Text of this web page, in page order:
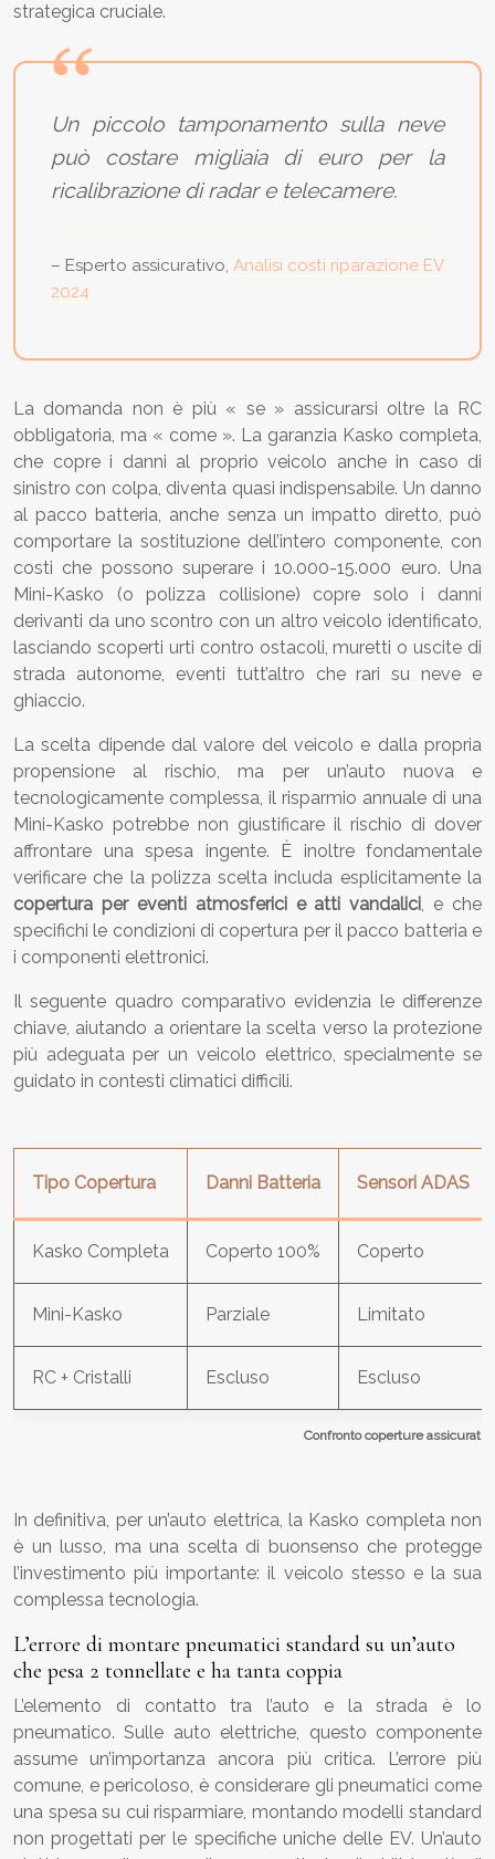
strategica cruciale.
Un piccolo tamponamento sulla neve
può costare migliaia di euro per la
ricalibrazione di radar e telecamere.
– Esperto assicurativo, Analisi costi riparazione EV
2024
La domanda non è più « se » assicurarsi oltre la RC
obbligatoria, ma « come ». La garanzia Kasko completa,
che copre i danni al proprio veicolo anche in caso di
sinistro con colpa, diventa quasi indispensabile. Un danno
al pacco batteria, anche senza un impatto diretto, può
comportare la sostituzione dell’intero componente, con
costi che possono superare i 10.000-15.000 euro. Una
Mini-Kasko (o polizza collisione) copre solo i danni
derivanti da uno scontro con un altro veicolo identificato,
lasciando scoperti urti contro ostacoli, muretti o uscite di
strada autonome, eventi tutt’altro che rari su neve e
ghiaccio.
La scelta dipende dal valore del veicolo e dalla propria
propensione al rischio, ma per un’auto nuova e
tecnologicamente complessa, il risparmio annuale di una
Mini-Kasko potrebbe non giustificare il rischio di dover
affrontare una spesa ingente. È inoltre fondamentale
verificare che la polizza scelta includa esplicitamente la
copertura per eventi atmosferici e atti vandalici, e che
specifichi le condizioni di copertura per il pacco batteria e
i componenti elettronici.
Il seguente quadro comparativo evidenzia le differenze
chiave, aiutando a orientare la scelta verso la protezione
più adeguata per un veicolo elettrico, specialmente se
guidato in contesti climatici difficili.
Confronto coperture
Tipo Copertura Danni Batteria Sensori ADAS
Kasko Completa Coperto 100% Coperto
Mini-Kasko Parziale Limitato
RC + Cristalli Escluso Escluso
In definitiva, per un’auto elettrica, la Kasko completa non
è un lusso, ma una scelta di buonsenso che protegge
l’investimento più importante: il veicolo stesso e la sua
complessa tecnologia.
L’errore di montare pneumatici standard su un’auto
che pesa 2 tonnellate e ha tanta coppia
L’elemento di contatto tra l’auto e la strada è lo
pneumatico. Sulle auto elettriche, questo componente
assume un’importanza ancora più critica. L’errore più
comune, e pericoloso, è considerare gli pneumatici come
una spesa su cui risparmiare, montando modelli standard
non progettati per le specifiche uniche delle EV. Un’auto